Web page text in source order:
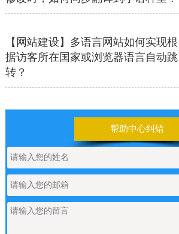
【网站建设】多语言网站如何实现根
据访客所在国家或浏览器语言自动跳
转？
【网站建设】前台UI装修页和后台专
业版编辑器里如何添加表格
【网站建设】表单管理
如何申请通义千问API的Key
帮助中心纠错